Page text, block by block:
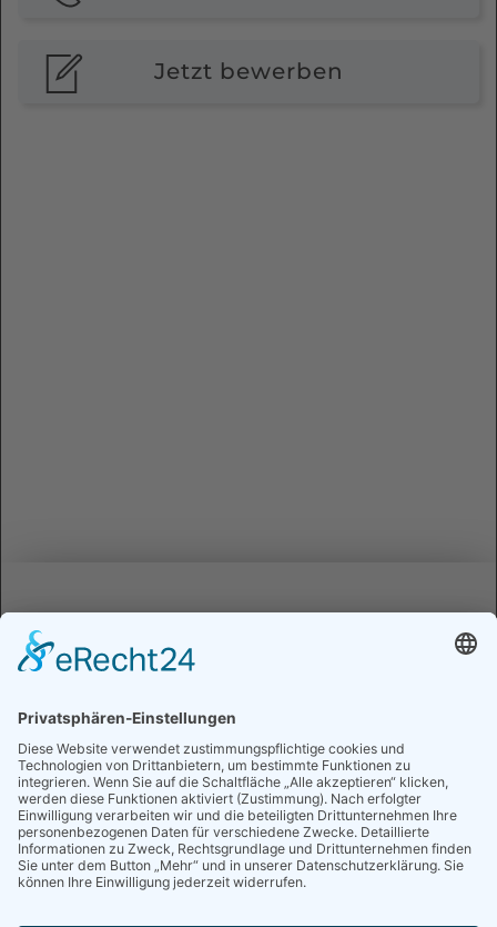
Jetzt bewerben
KAUFLAND
Wir benötigen Ihre Zustimmung, um den
Google Maps-Service zu laden!
Wir verwenden einen Service eines Drittanbieters,
um Karteninhalte einzubetten. Dieser Service kann
Daten zu Ihren Aktivitäten sammeln. Bitte lesen Sie
die Details durch und stimmen Sie der Nutzung des